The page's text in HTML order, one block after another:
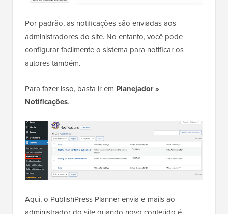
Por padrão, as notificações são enviadas aos
administradores do site. No entanto, você pode
configurar facilmente o sistema para notificar os
autores também.
Para fazer isso, basta ir em Planejador »
Notificações.
Aqui, o PublishPress Planner envia e-mails ao